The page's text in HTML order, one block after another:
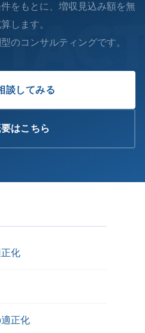
をもとに、増収見込み額を無
します。
のコンサルティングです。
談してみる
はこちら
化
正化